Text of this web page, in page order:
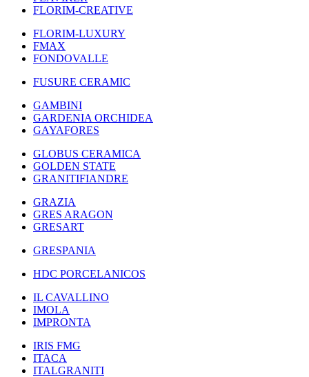
FLORIM-CREATIVE
FLORIM-LUXURY
FMAX
FONDOVALLE
FUSURE CERAMIC
GAMBINI
GARDENIA ORCHIDEA
GAYAFORES
GLOBUS CERAMICA
GOLDEN STATE
GRANITIFIANDRE
GRAZIA
GRES ARAGON
GRESART
GRESPANIA
HDC PORCELANICOS
IL CAVALLINO
IMOLA
IMPRONTA
IRIS FMG
ITACA
ITALGRANITI